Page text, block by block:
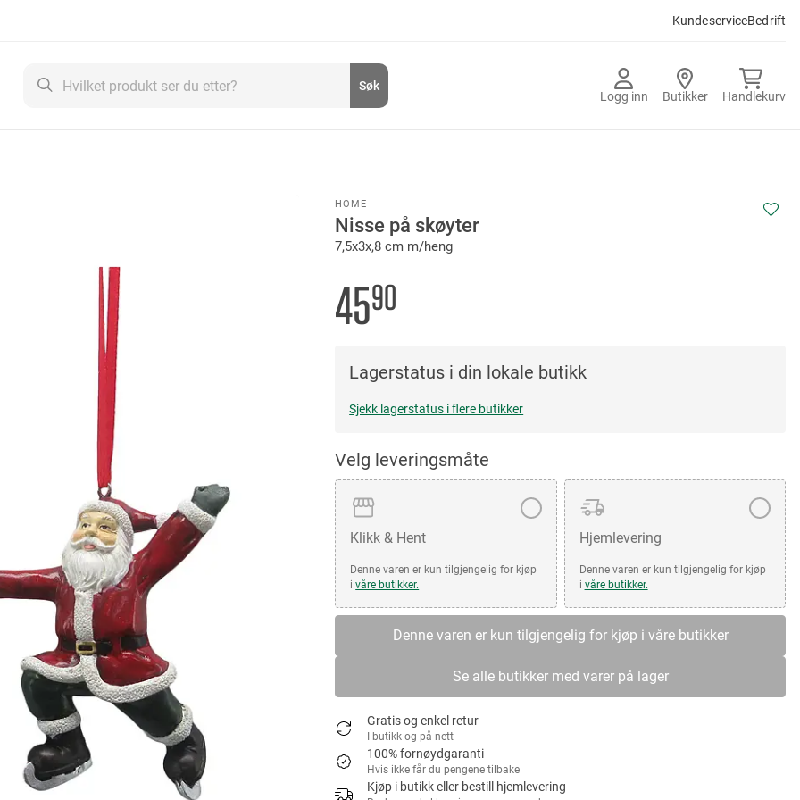
KundeserviceBedrift
Logg inn Butikker Handlekurv
Søk
HOME
Nisse på skøyter
7,5x3x,8 cm m/heng
4590
Lagerstatus i din lokale butikk
Sjekk lagerstatus i flere butikker
Velg leveringsmåte
Klikk & Hent
Denne varen er kun tilgjengelig for kjøp
ivåre butikker.
Hjemlevering
Denne varen er kun tilgjengelig for kjøp
i våre butikker.
Denne varen er kun tilgjengelig for kjøp i våre butikker
Se alle butikker med varer på lager
Gratis og enkel retur
I butikk og på nett
100% fornøydgaranti
Hvis ikke får du pengene tilbake
Kjøp i butikk eller bestill hjemlevering